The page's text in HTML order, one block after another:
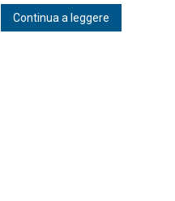
Continua a leggere